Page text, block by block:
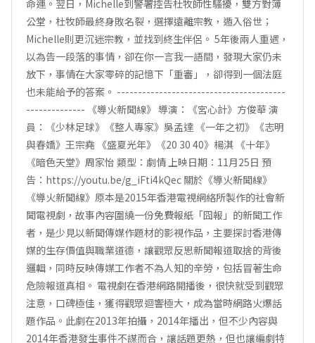
命運。翌日，Michelle到警署控告杜牧師性騷擾，雙方對簿
公堂，杜牧師最終身敗名裂，選擇遠離宗教，遁入俗世；
Michelle則更沉迷宗教，並找到終生伴侶。 5年後兩人重遇，
以為告一段落的事情，卻在你一言我一語間，發現大家仍未
放下，事情在大家零碎的記憶下「重審」，卻得到一個法庭
也未能給予的答案。 ----------------------------------------
-------------- 《導火新聞線》 導演：《宮心計》方俊華 演
員：《少林足球》《整人專家》吳孟達 《一年之初》《志明
與春嬌》王宗堯 《盛夏光年》《20 30 40》楊淇 《十年》
《暗色天堂》周家怡 類型：劇情 上映日期：11月25日 預
告：https://youtu.be/g_iFti4kQec 關於《導火新聞線》
《導火新聞線》原本是2015年香港電視網絡所製作的社會新
聞電視劇，故事內容圍繞一份免費報紙「囧報」的新聞工作
者，是少見以新聞傳媒作題材的影視作品，主要探討香港傳
媒的生存價值與職業道德，讓觀眾反思新聞報道取捨的背後
邏輯，同時反映傳媒工作者不為人知的辛勞，包括冒著生命
危險報道真相。 電視劇在香港網路開播後，很快就受到觀眾
注意，口碑極佳，獲得觀眾迴響極大，成為當時網路火爆話
題作品。此劇在2013年拍攝，2014年播出，但不少內容與
2014年香港發生事件不謀而合，讓話題更熱，但也讓編劇特